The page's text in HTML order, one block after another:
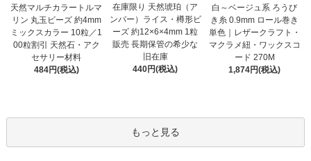
天然マルチカラートルマ
リン 丸玉ビーズ 約4mm
ミックスカラー 10粒／1
00粒割引 天然石・アク
セサリー材料
484円(税込)
在庫限り 天然琥珀（ア
ンバー）ライス・樽形ビ
ーズ 約12×6×4mm 1粒
販売 長期保管の希少な
旧在庫
440円(税込)
白～ベージュ系 ろうび
き糸 0.9mm ロール巻き
単色｜レザークラフト・
マクラメ紐・ワックスコ
ード 270M
1,874円(税込)
もっと見る